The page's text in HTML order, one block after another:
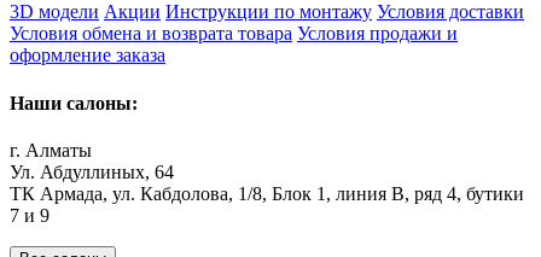
3D модели Акции Инструкции по монтажу Условия доставки
Условия обмена и возврата товара Условия продажи и
оформление заказа
Наши салоны:
г. Алматы
Ул. Абдуллиных, 64
ТК Армада, ул. Кабдолова, 1/8, Блок 1, линия В, ряд 4, бутики
7 и 9